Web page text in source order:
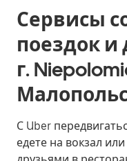
Сервисы
поездок и
г.
С Uber
едете на вокзал